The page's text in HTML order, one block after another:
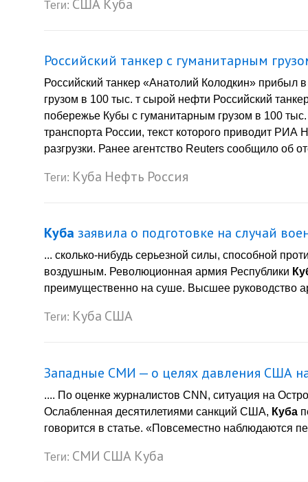
Теги: США Куба
Российский танкер с гуманитарным
Российский танкер «Анатолий Колодкин»
грузом в 100 тыс. т сырой нефти Российский
побережье Кубы с гуманитарным грузом в 100
транспорта России, текст которого приводит
разгрузки. Ранее агентство Reuters сообщило об
Теги: Куба Нефть Россия
Куба заявила о подготовке на случай
... сколько-нибудь серьезной силы, способной
воздушным. Революционная армия Республики
преимущественно на суше. Высшее руководство
Теги: Куба США
Западные СМИ — о целях давления США
.... По оценке журналистов CNN, ситуация на
Ослабленная десятилетиями санкций США, Куба
говорится в статье. «Повсеместно наблюдаются
Теги: СМИ США Куба